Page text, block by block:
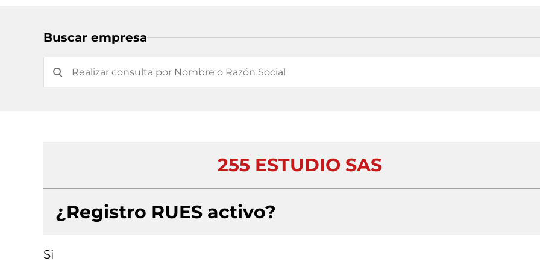
Buscar empresa
255 ESTUDIO SAS
¿Registro RUES activo?
Si